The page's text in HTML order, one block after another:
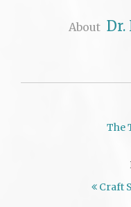
About Dr.
The
Craft